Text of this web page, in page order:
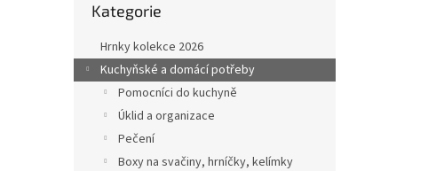
a
n
kategorie
Kategorie
Hrnky kolekce 2026
Kuchyňské a domácí potřeby
Pomocníci do kuchyně
Úklid a organizace
Pečení
Boxy na svačiny, hrníčky, kelímky